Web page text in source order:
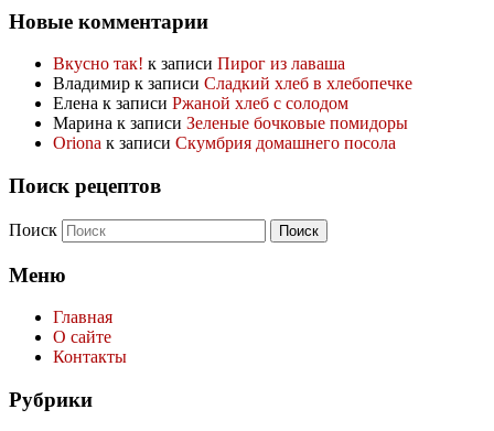
Новые комментарии
Вкусно так! к записи Пирог из лаваша
Владимир к записи Сладкий хлеб в хлебопечке
Елена к записи Ржаной хлеб с солодом
Марина к записи Зеленые бочковые помидоры
Oriona к записи Скумбрия домашнего посола
Поиск рецептов
Поиск
Меню
Главная
О сайте
Контакты
Рубрики